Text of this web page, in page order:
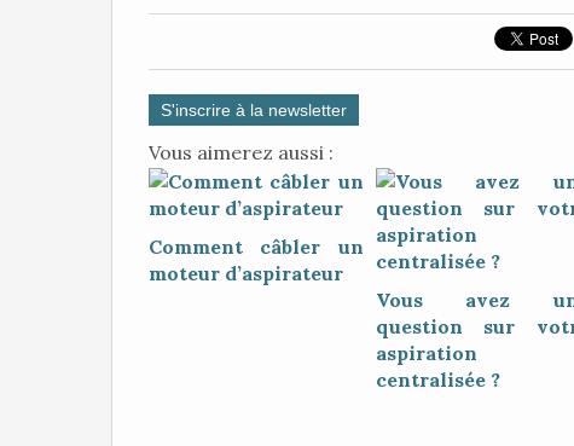
S'inscrire à la newsletter
Vous aimerez aussi :
Comment câbler un
moteur d’aspirateur
Vous avez
question sur
aspiration
centralisée ?